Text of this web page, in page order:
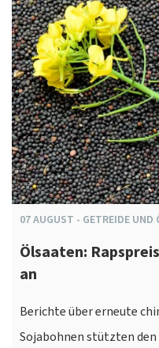
07AUGUST - GETREIDE UND
Ölsaaten:
an
Berichte über erneute
Sojabohnen stützten